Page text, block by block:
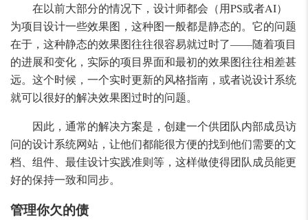
在以前大部分的情况下，设计师都会（用PS或者AI）
为项目设计一些效果图，这种图一般都是静态的。它的问题
在于，这种静态的效果图往往很容易就过时了——随着项目
的进展和变化，实际的项目界面和最初的效果图往往相差甚
远。这个时候，一个实时更新的风格指南，或者说设计系统
就可以很好的解决效果图过时的问题。
因此，通常的解决方案是，创建一个供团队内部成员访
问的设计系统网站，让他们都能很方便的找到他们需要的文
档、组件、最佳设计实践准则等，这样做使得团队成员能更
好的保持一致和同步。
管理你欠的债